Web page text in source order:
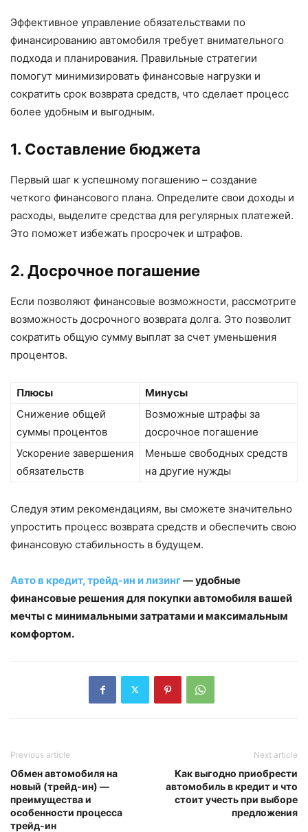
Эффективное управление обязательствами по
финансированию автомобиля требует внимательного
подхода и планирования. Правильные стратегии
помогут минимизировать финансовые нагрузки и
сократить срок возврата средств, что сделает процесс
более удобным и выгодным.
1. Составление бюджета
Первый шаг к успешному погашению – создание
четкого финансового плана. Определите свои доходы и
расходы, выделите средства для регулярных платежей.
Это поможет избежать просрочек и штрафов.
2. Досрочное погашение
Если позволяют финансовые возможности, рассмотрите
возможность досрочного возврата долга. Это позволит
сократить общую сумму выплат за счет уменьшения
процентов.
Плюсы
Минусы
Снижение общей
суммы процентов
Возможные штрафы за
досрочное погашение
Ускорение завершения
обязательств
Меньше свободных средств
на другие нужды
Следуя этим рекомендациям, вы сможете значительно
упростить процесс возврата средств и обеспечить свою
финансовую стабильность в будущем.
Авто в кредит, трейд-ин и лизинг— удобные
финансовые решения для покупки автомобиля вашей
мечты с минимальными затратами и максимальным
комфортом.
Previous article
Обмен автомобиля на
новый (трейд-ин) —
преимущества и
особенности процесса
трейд-ин
Next article
Как выгодно приобрести
автомобиль в кредит и что
стоит учесть при выборе
предложения